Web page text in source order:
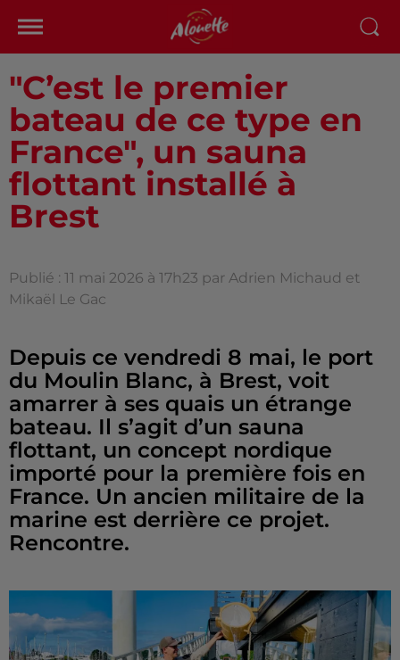
"C’est le premier
bateau de ce type en
France", un sauna
flottant installé à
Brest
Publié : 11 mai 2026 à 17h23 par Adrien Michaud et
Mikaël Le Gac
Depuis ce vendredi 8 mai, le port
du Moulin Blanc, à Brest, voit
amarrer à ses quais un étrange
bateau. Il s’agit d’un sauna
flottant, un concept nordique
importé pour la première fois en
France. Un ancien militaire de la
marine est derrière ce projet.
Rencontre.